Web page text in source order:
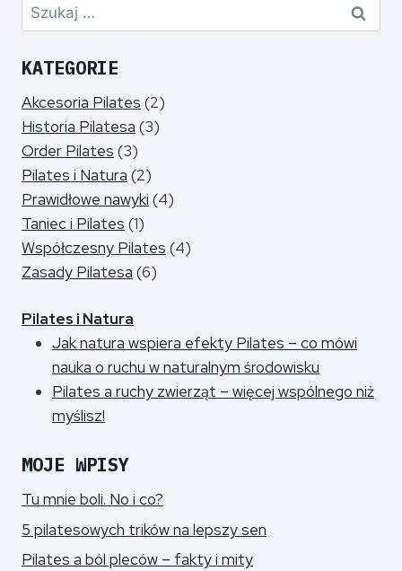
KATEGORIE
Akcesoria Pilates (2)
Historia Pilatesa (3)
Order Pilates (3)
Pilates i Natura (2)
Prawidłowe nawyki (4)
Taniec i Pilates (1)
Współczesny Pilates (4)
Zasady Pilatesa (6)
Pilates i Natura
Jak natura wspiera efekty Pilates – co mówi
nauka o ruchu w naturalnym środowisku
Pilates a ruchy zwierząt – więcej wspólnego niż
myślisz!
MOJE WPISY
Tu mnie boli. No i co?
5 pilatesowych trików na lepszy sen
Pilates a ból pleców – fakty i mity